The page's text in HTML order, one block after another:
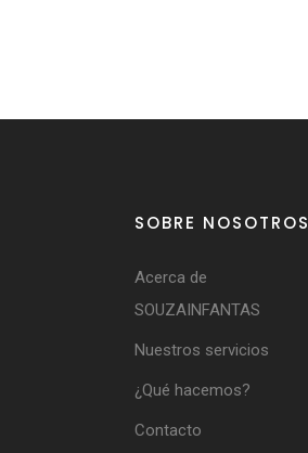
SOBRE NOSOTROS
Acerca de
SOUZAINFANTAS
Nuestros servicios
¿Qué hacemos?
Contacto